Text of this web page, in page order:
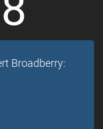
Broadberry: